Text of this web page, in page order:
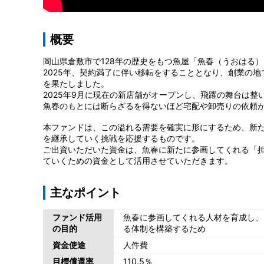
概要
岡山県倉敷市で128年の歴史をもつ魚屋「魚春（うおはる
2025年、契約満了に伴い移転をすることとなり、創業の
を果たしました。
2025年9月に現在の新店舗がオープンし、飛躍の舞台は整
魚春のもとには断らざるを得ないほど宅配や卸売りの依頼
本ファンドは、この溢れる需要を確実に形にするため、新
を継承していく挑戦を応援するものです。
ご出資いただいた資金は、魚春に新たに参画してくれる「
ていくための資金として活用させていただきます。
主なポイント
ファンド活用
の目的
魚春に参画してくれる人材を育成し
る体制を構築するため
資金使途
人件費
目標償還率
110.5％